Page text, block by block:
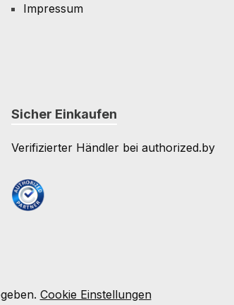
Impressum
Sicher Einkaufen
Verifizierter Händler bei authorized.by
Cookie Einstellungen